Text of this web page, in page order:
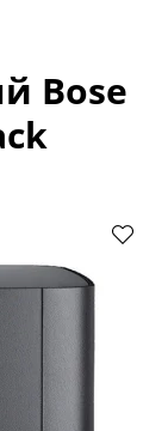
Bose